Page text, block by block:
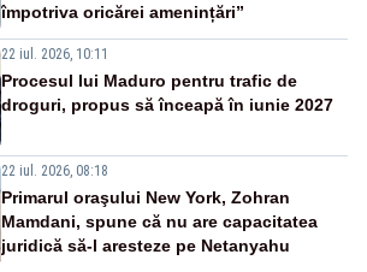
împotriva oricărei amenințări”
22 iul. 2026, 10:11
Procesul lui Maduro pentru trafic de
droguri, propus să înceapă în iunie 2027
22 iul. 2026, 08:18
Primarul oraşului New York, Zohran
Mamdani, spune că nu are capacitatea
juridică să-l aresteze pe Netanyahu